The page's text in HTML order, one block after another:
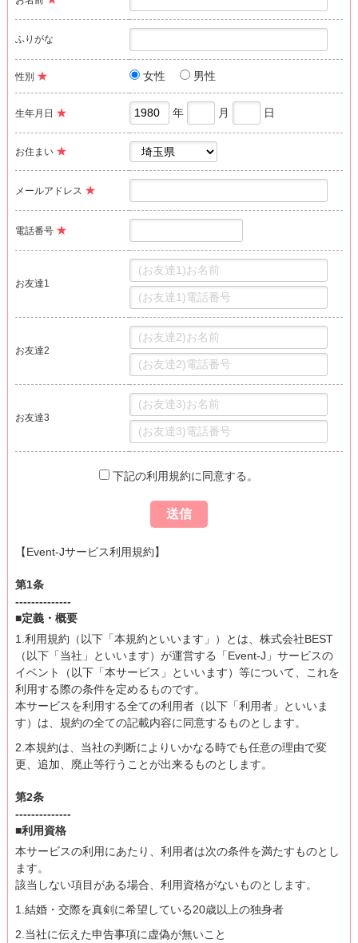
ふりがな
性別 ★ 女性 男性
生年月日 ★ 年 月 日
お住まい ★
メールアドレス ★
電話番号 ★
お友達1
お友達2
お友達3
下記の利用規約に同意する。
【Event-Jサービス利用規約】
第1条
--------------
■定義・概要
1.利用規約（以下「本規約といいます」）とは、株式会社BEST
（以下「当社」といいます）が運営する「Event-J」サービスの
イベント（以下「本サービス」といいます）等について、これを
利用する際の条件を定めるものです。
本サービスを利用する全ての利用者（以下「利用者」といいま
す）は、規約の全ての記載内容に同意するものとします。
2.本規約は、当社の判断によりいかなる時でも任意の理由で変
更、追加、廃止等行うことが出来るものとします。
第2条
--------------
■利用資格
本サービスの利用にあたり、利用者は次の条件を満たすものとし
ます。
該当しない項目がある場合、利用資格がないものとします。
1.結婚・交際を真剣に希望している20歳以上の独身者
2.当社に伝えた申告事項に虚偽が無いこと